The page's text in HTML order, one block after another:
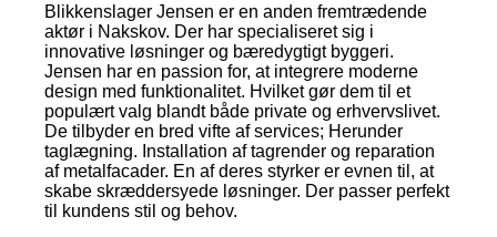
Blikkenslager Jensen er en anden fremtrædende
aktør i Nakskov. Der har specialiseret sig i
innovative løsninger og bæredygtigt byggeri.
Jensen har en passion for, at integrere moderne
design med funktionalitet. Hvilket gør dem til et
populært valg blandt både private og erhvervslivet.
De tilbyder en bred vifte af services; Herunder
taglægning. Installation af tagrender og reparation
af metalfacader. En af deres styrker er evnen til, at
skabe skræddersyede løsninger. Der passer perfekt
til kundens stil og behov.